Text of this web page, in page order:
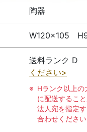
陶器
W120×105
送料ランク D
ください>
Hランク以上
に配送するこ
法人宛を指定
合わせください